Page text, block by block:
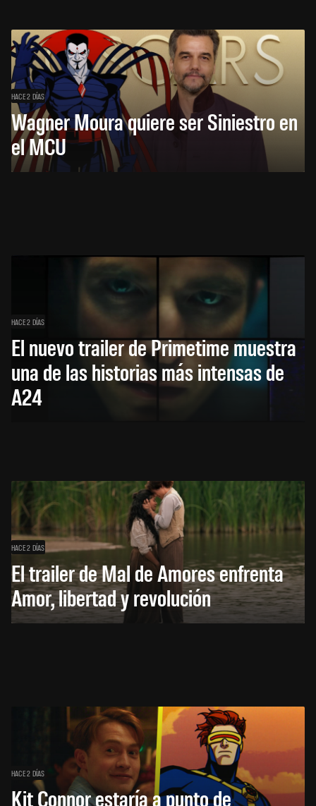
HACE 2 DÍAS
Wagner Moura quiere ser Siniestro en
el MCU
HACE 2 DÍAS
El nuevo trailer de Primetime muestra
una de las historias más intensas de
A24
HACE 2 DÍAS
El trailer de Mal de Amores enfrenta
Amor, libertad y revolución
HACE 2 DÍAS
Kit Connor estaría a punto de